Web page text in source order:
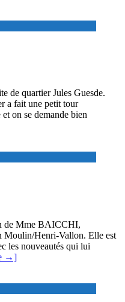
de quartier Jules Guesde.
a fait une petit tour
on se demande bien
de Mme BAICCHI,
Moulin/Henri-Vallon. Elle est
les nouveautés qui lui
→]